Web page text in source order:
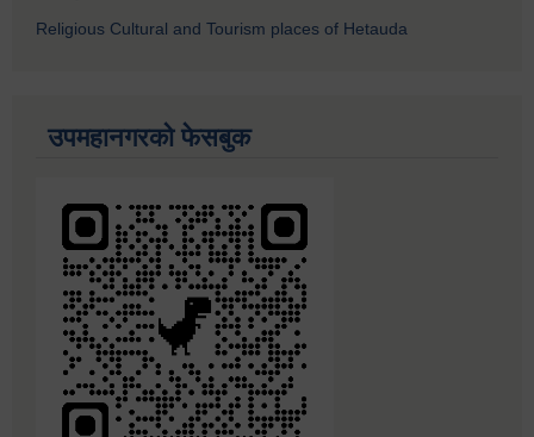
Religious Cultural and Tourism places of Hetauda
उपमहानगरको फेसबुक